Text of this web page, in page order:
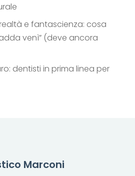
e fantascienza: cosa
venì” (deve ancora
dentisti in prima linea per
Marconi